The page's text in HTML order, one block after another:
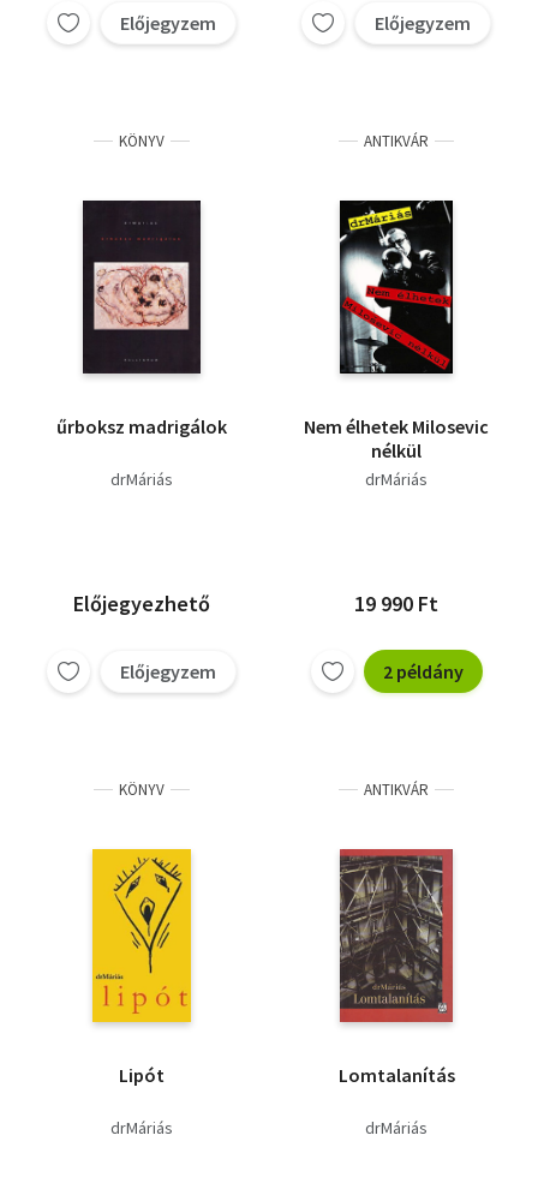
Előjegyzem Előjegyzem
KÖNYV
űrboksz madrigálok
drMáriás
Előjegyezhető
Előjegyzem
ANTIKVÁR
Nem élhetek Milosevic
nélkül
drMáriás
19 990 Ft
2 példány
KÖNYV
Lipót
drMáriás
ANTIKVÁR
Lomtalanítás
drMáriás